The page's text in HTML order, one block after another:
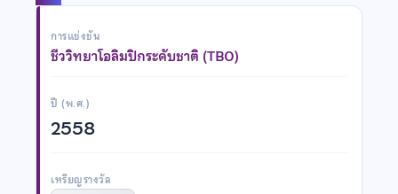
การแข่งขัน
ชีววิทยาโอลิมปิกระดับชาติ (TBO)
ปี (พ.ศ.)
2558
เหรียญรางวัล